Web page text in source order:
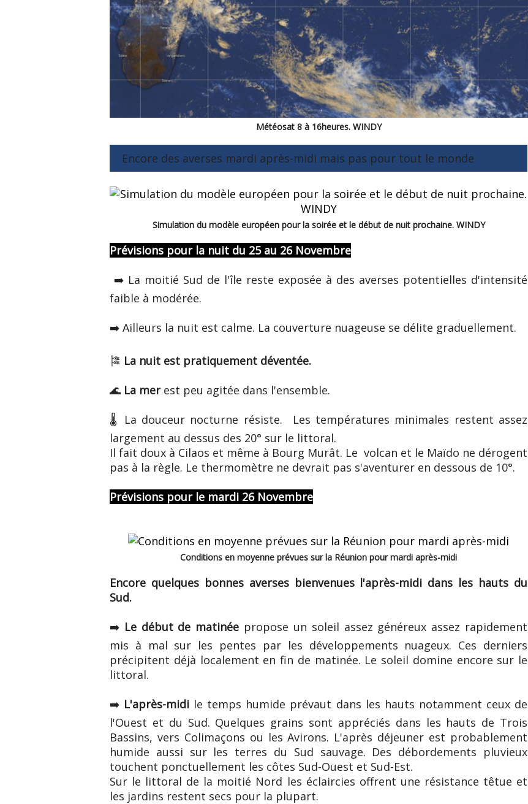
Météosat 8 à 16heures. WINDY
Encore des averses mardi après-midi mais pas pour tout le monde
Simulation du modèle européen pour la soirée et le début de nuit prochaine. WINDY
Prévisions pour la nuit du 25 au 26 Novembre
➡️ La moitié Sud de l'île reste exposée à des averses potentielles d'intensité
faible à modérée.
➡️ Ailleurs la nuit est calme. La couverture nuageuse se délite graduellement.
🎏 La nuit est pratiquement déventée.
🌊 La merest peu agitée dans l'ensemble.
🌡️ La douceur nocturne résiste. Les températures minimales restent assez
largement au dessus des 20° sur le littoral.
Il fait doux à Cilaos et même à Bourg Murât. Le volcan et le Maïdo ne dérogent
pas à la règle. Le thermomètre ne devrait pas s'aventurer en dessous de 10°.
Prévisions pour le mardi 26 Novembre
Conditions en moyenne prévues sur la Réunion pour mardi après-midi
Encore quelques bonnes averses bienvenues l'après-midi dans les hauts du
Sud.
➡️ Le début de matinée propose un soleil assez généreux assez rapidement
mis à mal sur les pentes par les développements nuageux. Ces derniers
précipitent déjà localement en fin de matinée. Le soleil domine encore sur le
littoral.
➡️ L'après-midi le temps humide prévaut dans les hauts notamment ceux de
l'Ouest et du Sud. Quelques grains sont appréciés dans les hauts de Trois
Bassins, vers Colimaçons ou les Avirons. L'après déjeuner est probablement
humide aussi sur les terres du Sud sauvage. Des débordements pluvieux
touchent ponctuellement les côtes Sud-Ouest et Sud-Est.
Sur le littoral de la moitié Nord les éclaircies offrent une résistance têtue et
les jardins restent secs pour la plupart.